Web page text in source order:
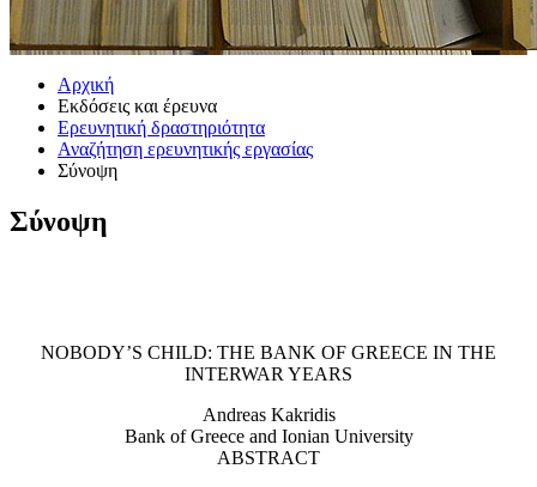
Αρχική
Εκδόσεις και έρευνα
Ερευνητική δραστηριότητα
Αναζήτηση ερευνητικής εργασίας
Σύνοψη
Σύνοψη
NOBODY’S CHILD: THE BANK OF GREECE IN THE
INTERWAR YEARS
Andreas Kakridis
Bank of Greece and Ionian University
ABSTRACT